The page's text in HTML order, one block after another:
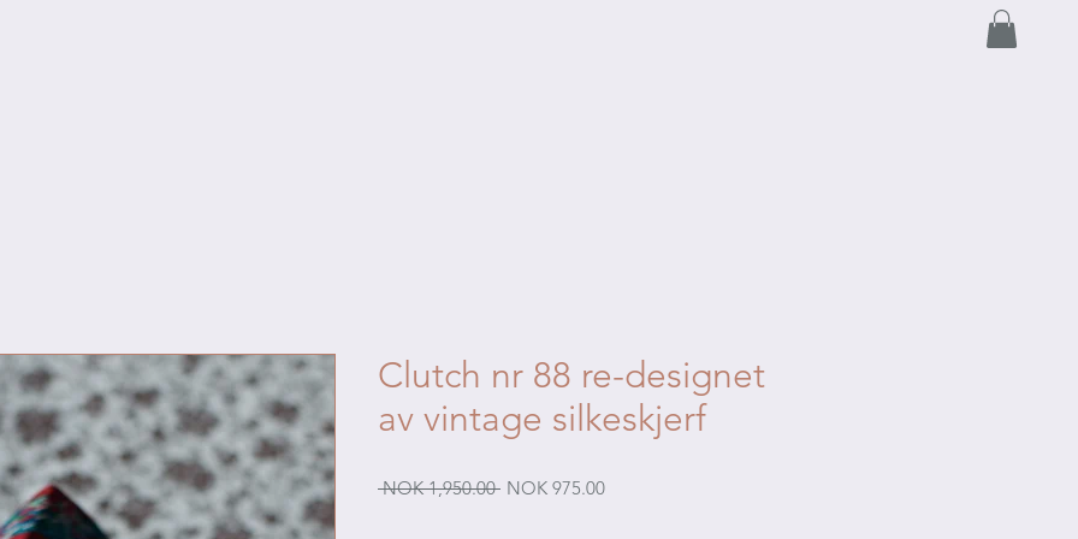
Clutch nr 88 re-designet
av vintage silkeskjerf
NOK 1,950.00 Regular
NOK 975.00Sale